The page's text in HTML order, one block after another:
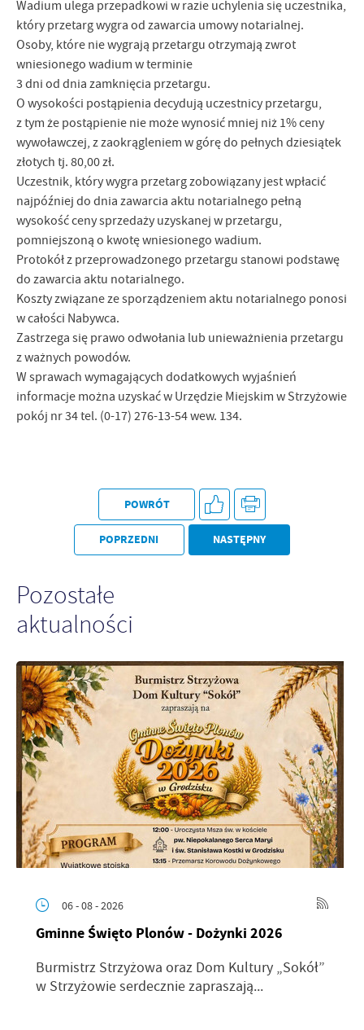
Wadium ulega przepadkowi w razie uchylenia się uczestnika,
który przetarg wygra od zawarcia umowy notarialnej.
Osoby, które nie wygrają przetargu otrzymają zwrot
wniesionego wadium w terminie
3 dni od dnia zamknięcia przetargu.
O wysokości postąpienia decydują uczestnicy przetargu,
z tym że postąpienie nie może wynosić mniej niż 1% ceny
wywoławczej, z zaokrągleniem w górę do pełnych dziesiątek
złotych tj. 80,00 zł.
Uczestnik, który wygra przetarg zobowiązany jest wpłacić
najpóźniej do dnia zawarcia aktu notarialnego pełną
wysokość ceny sprzedaży uzyskanej w przetargu,
pomniejszoną o kwotę wniesionego wadium.
Protokół z przeprowadzonego przetargu stanowi podstawę
do zawarcia aktu notarialnego.
Koszty związane ze sporządzeniem aktu notarialnego ponosi
w całości Nabywca.
Zastrzega się prawo odwołania lub unieważnienia przetargu
z ważnych powodów.
W sprawach wymagających dodatkowych wyjaśnień
informacje można uzyskać w Urzędzie Miejskim w Strzyżowie
pokój nr 34 tel. (0-17) 276-13-54 wew. 134.
POWRÓT
POPRZEDNI NASTĘPNY
Pozostałe
aktualności
06 - 08 - 2026
Gminne Święto Plonów - Dożynki 2026
Burmistrz Strzyżowa oraz Dom Kultury „Sokół”
w Strzyżowie serdecznie zapraszają...